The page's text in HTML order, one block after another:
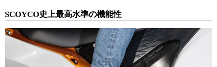
SCOYCO史上最高水準の機能性